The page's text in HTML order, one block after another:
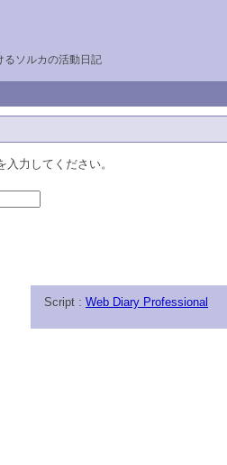
ソルカの活動日記
力してください。
Script : Web Diary Professional